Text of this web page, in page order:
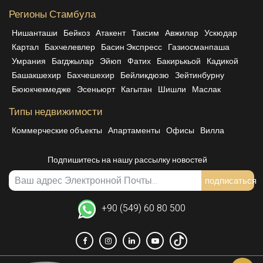
Регионы Стамбула
Нишанташи Бейкоз Атакент Таксим Авжилар Ускюдар
Картал Бахчелевлер Басин Экспресс Газиосманпаша
Умрания Багджылар Эйюп Фатих Бакирькьой Кадикой
Башакшехир Бахчешехир Бейликдюзю Зейтинбурну
Бююкчекмедже Эсеньюрт Кагытан Шишли Маслак
Типы недвижимости
Коммерческие объекты Апартаменты Офисы Вилла
Подпишитесь на нашу рассылку новостей
подписаться
FacebookInstagramLinkedinYoutTubeTikTok
+90 (549) 60 80 500